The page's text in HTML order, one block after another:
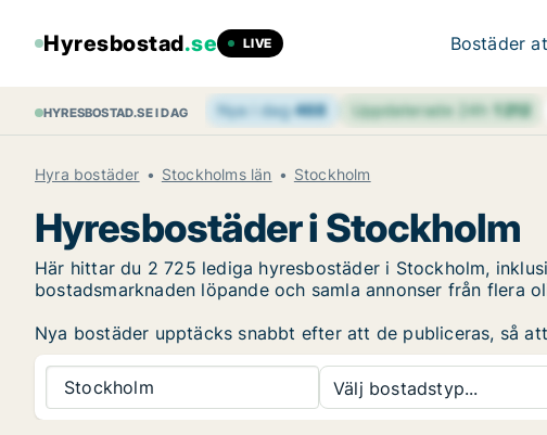
Hyresbostad.se LIVE Bostäder
HYRESBOSTAD.SE I DAG Nya i dag468 Uppdaterade 24h 1 212
Hyra bostäder Stockholms län Stockholm
Hyresbostäder i Stockholm
Här hittar du 2 725 lediga hyresbostäder i Stockholm,
bostadsmarknaden löpande och samla annonser från flera
Nya bostäder upptäcks snabbt efter att de publiceras, så
Stockholm Välj bostadstyp...